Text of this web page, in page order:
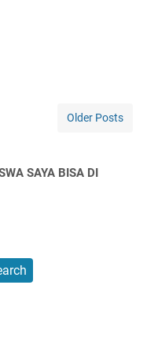
Older Posts
SAYA BISA DI